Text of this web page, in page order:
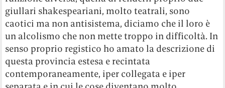
giullari shakespeariani, molto teatrali, sono
caotici ma non antisistema, diciamo che il loro è
un alcolismo che non mette troppo in difficoltà. In
senso proprio registico ho amato la descrizione di
questa provincia estesa e recintata
contemporaneamente, iper collegata e iper